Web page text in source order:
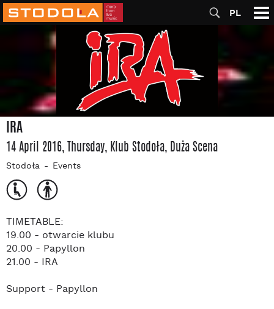
PL
IRA
14 April 2016, Thursday, Klub Stodoła, Duża Scena
Stodoła Events
TIMETABLE:
19.00 - otwarcie klubu
20.00 - Papyllon
21.00 - IRA
Support - Papyllon